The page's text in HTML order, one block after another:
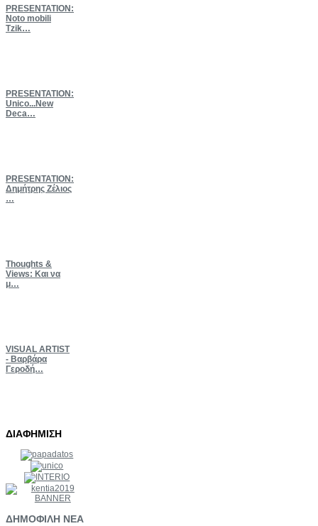
PRESENTATION:
Νoto mobili
Tzik…
PRESENTATION:
Unico...New
Deca…
PRESENTATION:
Δημήτρης Ζέλιος
…
Thoughts &
Views: Και να
μ…
VISUAL ARTIST
- Βαρβάρα
Γεροδή…
ΔΙΑΦΗΜΙΣΗ
ΔΗΜΟΦΙΛΗ ΝΕΑ